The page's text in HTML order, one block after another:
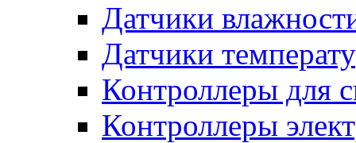
Датчики
Датчики
Контроллеры для
Контроллеры